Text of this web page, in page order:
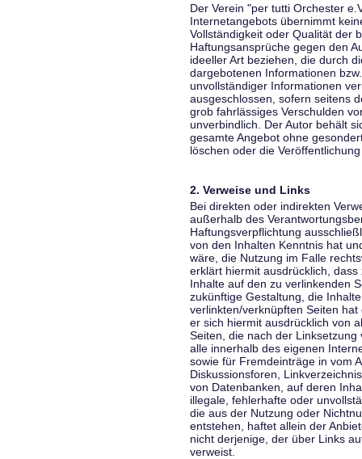
Der Verein "per tutti Orchester
Internetangebots übernimmt
Vollständigkeit oder Qualität der
Haftungsansprüche gegen den
ideeller Art beziehen, die durch
dargebotenen Informationen
unvollständiger Informationen
ausgeschlossen, sofern seitens
grob fahrlässiges Verschulden
unverbindlich. Der Autor behält
gesamte Angebot ohne
löschen oder die
2. Verweise und Links
Bei direkten oder indirekten
außerhalb des
Haftungsverpflichtung
von den Inhalten Kenntnis hat
wäre, die Nutzung im Falle
erklärt hiermit ausdrücklich,
Inhalte auf den zu verlinkenden
zukünftige Gestaltung, die
verlinkten/verknüpften Seiten
er sich hiermit ausdrücklich von
Seiten, die nach der
alle innerhalb des eigenen
sowie für Fremdeinträge in vom
Diskussionsforen,
von Datenbanken, auf deren
illegale, fehlerhafte oder
die aus der Nutzung oder
entstehen, haftet allein der
nicht derjenige, der über Links
verweist.